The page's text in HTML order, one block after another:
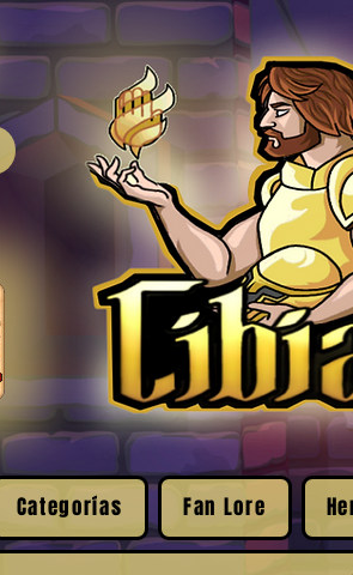
Categorías Fan Lore